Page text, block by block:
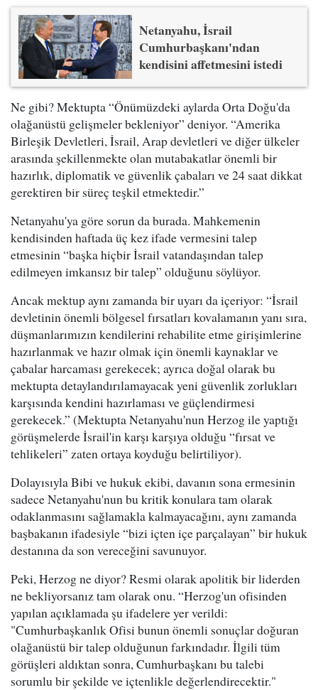
Netanyahu, İsrail
Cumhurbaşkanı'ndan
kendisini affetmesini istedi
Ne gibi? Mektupta “Önümüzdeki aylarda Orta Doğu'da
olağanüstü gelişmeler bekleniyor” deniyor. “Amerika
Birleşik Devletleri, İsrail, Arap devletleri ve diğer ülkeler
arasında şekillenmekte olan mutabakatlar önemli bir
hazırlık, diplomatik ve güvenlik çabaları ve 24 saat dikkat
gerektiren bir süreç teşkil etmektedir.”
Netanyahu'ya göre sorun da burada. Mahkemenin
kendisinden haftada üç kez ifade vermesini talep
etmesinin “başka hiçbir İsrail vatandaşından talep
edilmeyen imkansız bir talep” olduğunu söylüyor.
Ancak mektup aynı zamanda bir uyarı da içeriyor: “İsrail
devletinin önemli bölgesel fırsatları kovalamanın yanı sıra,
düşmanlarımızın kendilerini rehabilite etme girişimlerine
hazırlanmak ve hazır olmak için önemli kaynaklar ve
çabalar harcaması gerekecek; ayrıca doğal olarak bu
mektupta detaylandırılamayacak yeni güvenlik zorlukları
karşısında kendini hazırlaması ve güçlendirmesi
gerekecek.” (Mektupta Netanyahu'nun Herzog ile yaptığı
görüşmelerde İsrail'in karşı karşıya olduğu “fırsat ve
tehlikeleri” zaten ortaya koyduğu belirtiliyor).
Dolayısıyla Bibi ve hukuk ekibi, davanın sona ermesinin
sadece Netanyahu'nun bu kritik konulara tam olarak
odaklanmasını sağlamakla kalmayacağını, aynı zamanda
başbakanın ifadesiyle “bizi içten içe parçalayan” bir hukuk
destanına da son vereceğini savunuyor.
Peki, Herzog ne diyor? Resmi olarak apolitik bir liderden
ne bekliyorsanız tam olarak onu. “Herzog'un ofisinden
yapılan açıklamada şu ifadelere yer verildi:
"Cumhurbaşkanlık Ofisi bunun önemli sonuçlar doğuran
olağanüstü bir talep olduğunun farkındadır. İlgili tüm
görüşleri aldıktan sonra, Cumhurbaşkanı bu talebi
sorumlu bir şekilde ve içtenlikle değerlendirecektir."